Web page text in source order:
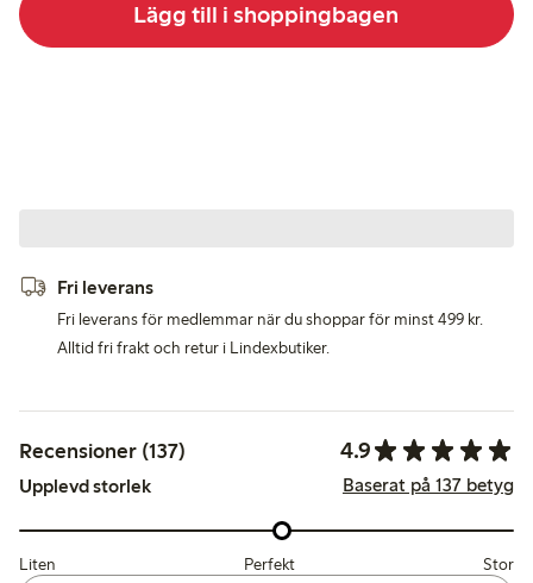
Lägg till i shoppingbagen
Fri leverans
Fri leverans för medlemmar när du shoppar för minst 499 kr.
Alltid fri frakt och retur i Lindexbutiker.
Recensioner (137) 4.9
Upplevd storlek Baserat på 137 betyg
Liten Perfekt Stor